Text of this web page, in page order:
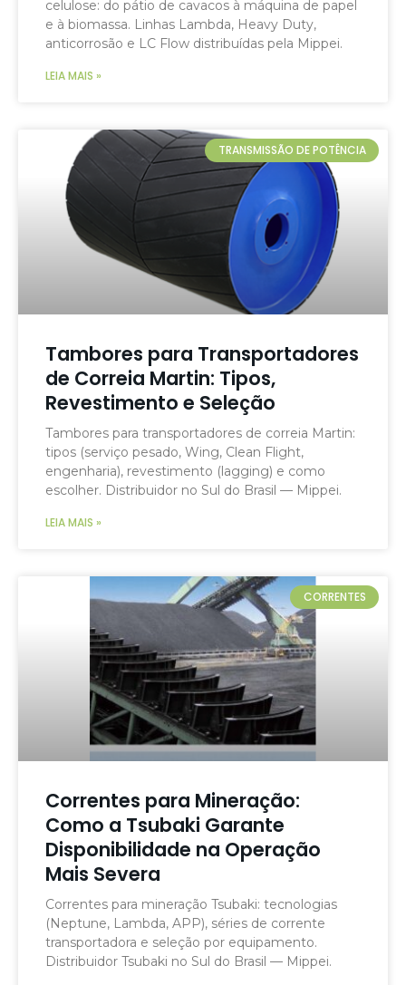
celulose: do pátio de cavacos à máquina de papel
e à biomassa. Linhas Lambda, Heavy Duty,
anticorrosão e LC Flow distribuídas pela Mippei.
LEIA MAIS »
TRANSMISSÃO DE POTÊNCIA
Tambores para Transportadores
de Correia Martin: Tipos,
Revestimento e Seleção
Tambores para transportadores de correia Martin:
tipos (serviço pesado, Wing, Clean Flight,
engenharia), revestimento (lagging) e como
escolher. Distribuidor no Sul do Brasil — Mippei.
LEIA MAIS »
CORRENTES
Correntes para Mineração:
Como a Tsubaki Garante
Disponibilidade na Operação
Mais Severa
Correntes para mineração Tsubaki: tecnologias
(Neptune, Lambda, APP), séries de corrente
transportadora e seleção por equipamento.
Distribuidor Tsubaki no Sul do Brasil — Mippei.